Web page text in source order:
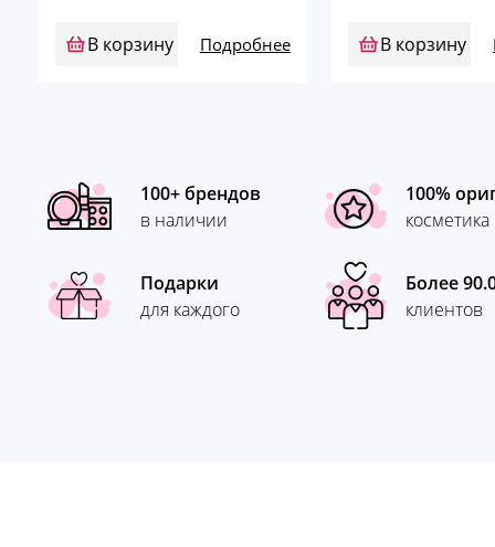
В корзину Подробнее В корзину
100+ брендов
в наличии
100%
косметика
Подарки
для каждого
Более
клиентов